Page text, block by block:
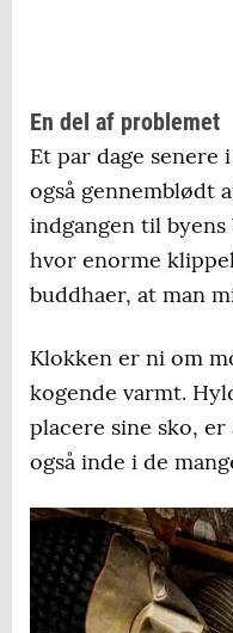
En del af problemet
Et par dage senere
også gennemblødt
indgangen til
hvor enorme
buddhaer, at man
Klokken er ni om
kogende varmt.
placere sine sko,
også inde i de